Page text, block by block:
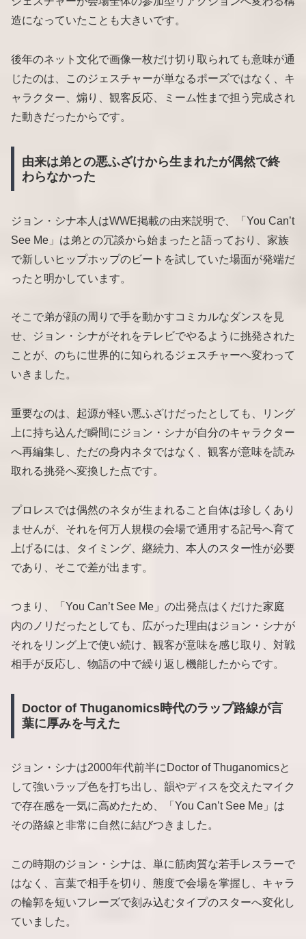
造になっていたことも大きいです。
後年のネット文化で画像一枚だけ切り取られても意味が通
じたのは、このジェスチャーが単なるポーズではなく、キ
ャラクター、煽り、観客反応、ミーム性まで担う完成され
た動きだったからです。
由来は弟との悪ふざけから生まれたが偶然で終
わらなかった
ジョン・シナ本人はWWE掲載の由来説明で、「You Can’t
See Me」は弟との冗談から始まったと語っており、家族
で新しいヒップホップのビートを試していた場面が発端だ
ったと明かしています。
そこで弟が顔の周りで手を動かすコミカルなダンスを見
せ、ジョン・シナがそれをテレビでやるように挑発された
ことが、のちに世界的に知られるジェスチャーへ変わって
いきました。
重要なのは、起源が軽い悪ふざけだったとしても、リング
上に持ち込んだ瞬間にジョン・シナが自分のキャラクター
へ再編集し、ただの身内ネタではなく、観客が意味を読み
取れる挑発へ変換した点です。
プロレスでは偶然のネタが生まれること自体は珍しくあり
ませんが、それを何万人規模の会場で通用する記号へ育て
上げるには、タイミング、継続力、本人のスター性が必要
であり、そこで差が出ます。
つまり、「You Can’t See Me」の出発点はくだけた家庭
内のノリだったとしても、広がった理由はジョン・シナが
それをリング上で使い続け、観客が意味を感じ取り、対戦
相手が反応し、物語の中で繰り返し機能したからです。
Doctor of Thuganomics時代のラップ路線が言
葉に厚みを与えた
ジョン・シナは2000年代前半にDoctor of Thuganomicsと
して強いラップ色を打ち出し、韻やディスを交えたマイク
で存在感を一気に高めたため、「You Can’t See Me」は
その路線と非常に自然に結びつきました。
この時期のジョン・シナは、単に筋肉質な若手レスラーで
はなく、言葉で相手を切り、態度で会場を掌握し、キャラ
の輪郭を短いフレーズで刻み込むタイプのスターへ変化し
ていました。